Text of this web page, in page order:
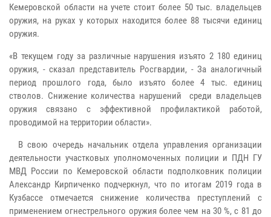
Кемеровской области на учете стоит более 50 тыс. владельцев
оружия, на руках у которых находится более 88 тысячи единиц
оружия.
«В текущем году за различные нарушения изъято 2 180 единиц
оружия, - сказал представитель Росгвардии, - За аналогичный
период прошлого года, было изъято более 4 тыс. единиц
стволов. Снижение количества нарушений среди владельцев
оружия связано с эффективной профилактикой работой,
проводимой на территории области».
В свою очередь начальник отдела управления организации
деятельности участковых уполномоченных полиции и ПДН ГУ
МВД России по Кемеровской области подполковник полиции
Александр Кирпиченко подчеркнул, что по итогам 2019 года в
Кузбассе отмечается снижение количества преступлений с
применением огнестрельного оружия более чем на 30 %, с 81 до